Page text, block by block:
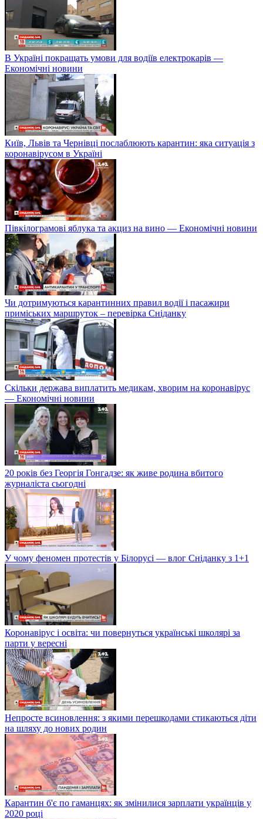
В Україні покращать умови для водіїв електрокарів —
Економічні новини
Київ, Львів та Чернівці послаблюють карантин: яка ситуація з
коронавірусом в Україні
Півкілограмові яблука та акциз на вино — Економічні новини
Чи дотримуються карантинних правил водії і пасажири
приміських маршруток – перевірка Сніданку
Скільки держава виплатить медикам, хворим на коронавірус
— Економічні новини
20 років без Георгія Гонгадзе: як живе родина вбитого
журналіста сьогодні
У чому феномен протестів у Білорусі — влог Сніданку з 1+1
Коронавірус і освіта: чи повернуться українські школярі за
парти у вересні
Непросте всиновлення: з якими перешкодами стикаються діти
на шляху до нових родин
Карантин б'є по гаманцях: як змінилися зарплати українців у
2020 році